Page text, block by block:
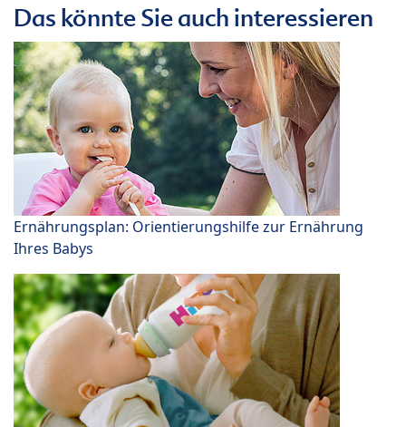
Das könnte Sie auch interessieren
Ernährungsplan: Orientierungshilfe zur Ernährung
Ihres Babys